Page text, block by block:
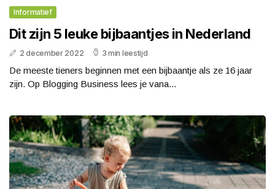
Informatief
Dit zijn 5 leuke bijbaantjes in Nederland
2 december 2022 3 min leestijd
De meeste tieners beginnen met een bijbaantje als ze 16 jaar
zijn. Op Blogging Business lees je vana...